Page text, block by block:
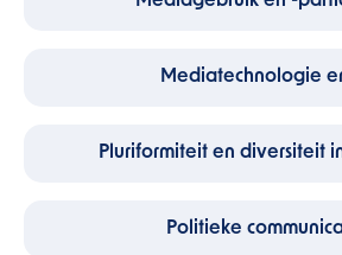
Mediatechnologie
Pluriformiteit en diversiteit
Politieke